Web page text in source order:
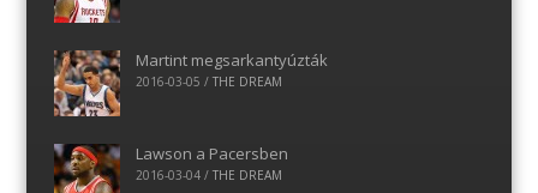
Martint megsarkantyúzták
2016-03-05 / THE DREAM
Lawson a Pacersben
2016-03-04/ THE DREAM